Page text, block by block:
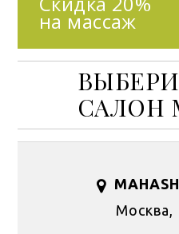
на массаж
САЛОН
Москва,